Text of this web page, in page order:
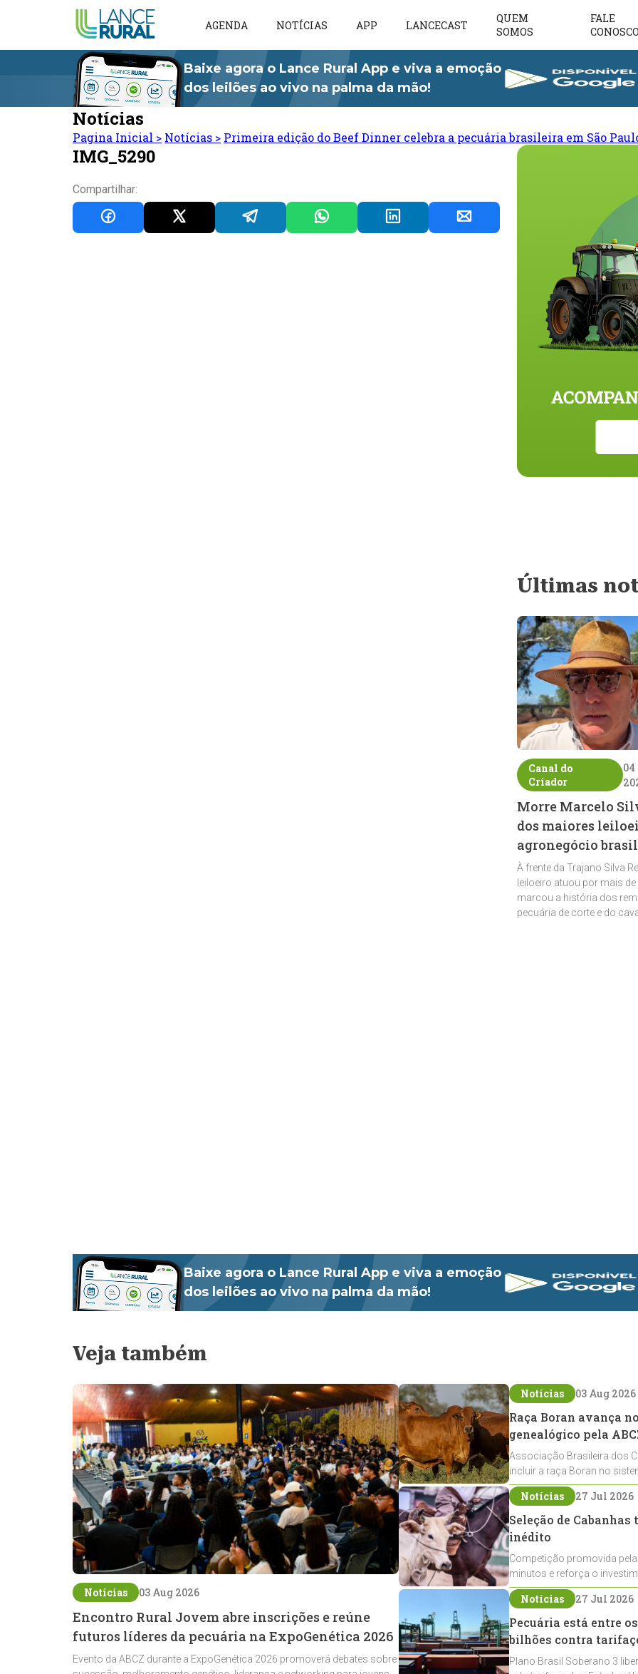
AGENDA NOTÍCIAS APP LANCECAST
QUEM
SOMOS
FALE
CONOSCO
Baixe agora o Lance Rural App e viva a emoção
dos leilões ao vivo na palma da mão!
Notícias
Pagina Inicial > Notícias > Primeira edição do Beef Dinner celebra a pecuária brasileira em São
IMG_5290
Compartilhar:
Últimas
Canal do
Criador
04
Morre Marcelo
dos maiores
agronegócio
À frente da Trajano Silva
leiloeiro atuou por mais
marcou a história dos
pecuária de corte e do
Baixe agora o Lance Rural App e viva a emoção
dos leilões ao vivo na palma da mão!
Veja também
Notícias 03 Aug 2026
Encontro Rural Jovem abre inscrições e reúne
futuros líderes da pecuária na ExpoGenética 2026
Evento da ABCZ durante a ExpoGenética 2026 promoverá debates sobre
Notícias 03 Aug 2026
Raça Boran avança
genealógico pela
Associação Brasileira dos
incluir a raça Boran no
expansão na pecuária
Notícias 27 Jul 2026
Seleção de
inédito
Competição promovida
minutos e reforça o
Crioulos voltados ao laço
Notícias 27 Jul 2026
Pecuária está entre
bilhões contra
Plano Brasil Soberano 3